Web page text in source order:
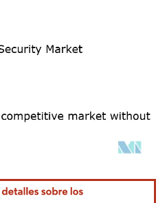
requiere atribución según CC BY 4.0.